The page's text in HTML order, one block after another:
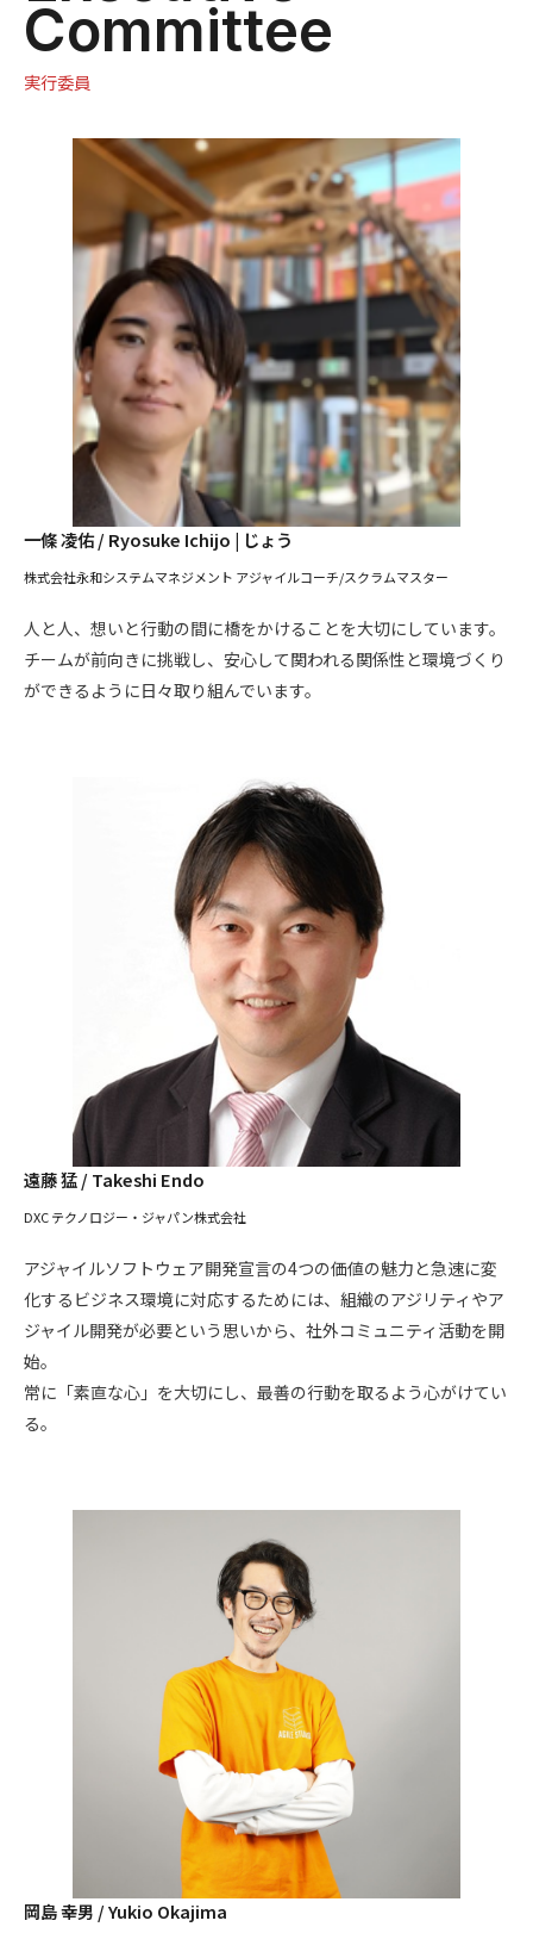
Committee
実行委員
一條 凌佑 / Ryosuke Ichijo | じょう
株式会社永和システムマネジメント アジャイルコーチ/スクラムマスター
人と人、想いと行動の間に橋をかけることを大切にしています。
チームが前向きに挑戦し、安心して関われる関係性と環境づくり
ができるように日々取り組んでいます。
遠藤 猛 / Takeshi Endo
DXC テクノロジー・ジャパン株式会社
アジャイルソフトウェア開発宣言の4つの価値の魅力と急速に変
化するビジネス環境に対応するためには、組織のアジリティやア
ジャイル開発が必要という思いから、社外コミュニティ活動を開
始。
常に「素直な心」を大切にし、最善の行動を取るよう心がけてい
る。
岡島 幸男 / Yukio Okajima